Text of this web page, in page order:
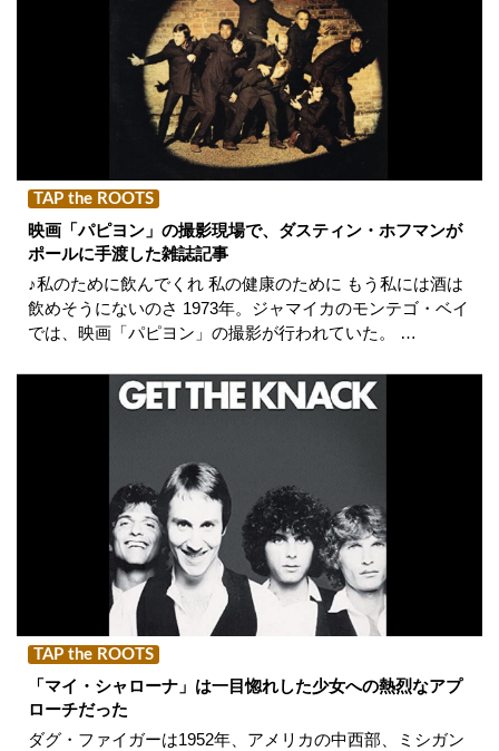
TAP the ROOTS
映画「パピヨン」の撮影現場で、ダスティン・ホフマンが
ポールに手渡した雑誌記事
♪私のために飲んでくれ 私の健康のために もう私には酒は
飲めそうにないのさ 1973年。ジャマイカのモンテゴ・ベイ
では、映画「パピヨン」の撮影が行われていた。 …
TAP the ROOTS
「マイ・シャローナ」は一目惚れした少女への熱烈なアプ
ローチだった
ダグ・ファイガーは1952年、アメリカの中西部、ミシガン